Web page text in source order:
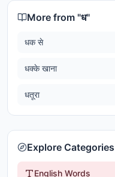
More from "ध"
धक से
धक्के खाना
धतूरा
Explore Categories
English Words